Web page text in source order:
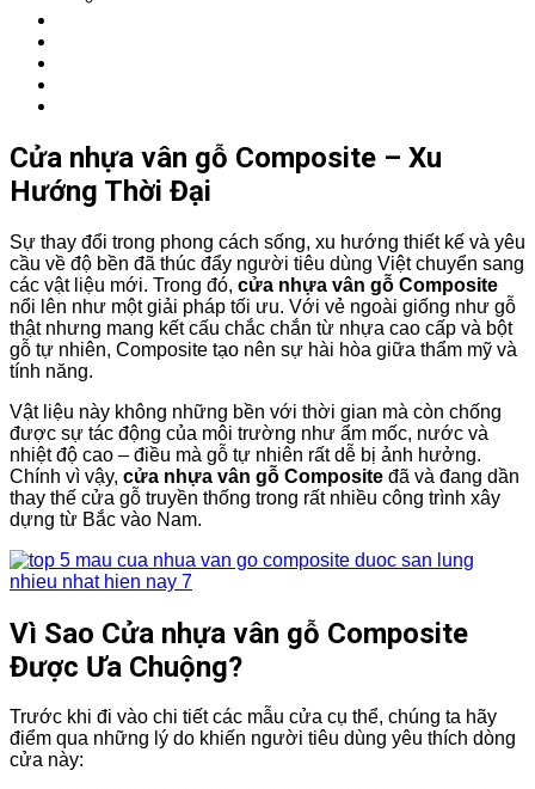
Cửa nhựa vân gỗ Composite – Xu
Hướng Thời Đại
Sự thay đổi trong phong cách sống, xu hướng thiết kế và yêu
cầu về độ bền đã thúc đẩy người tiêu dùng Việt chuyển sang
các vật liệu mới. Trong đó, cửa nhựa vân gỗ Composite
nổi lên như một giải pháp tối ưu. Với vẻ ngoài giống như gỗ
thật nhưng mang kết cấu chắc chắn từ nhựa cao cấp và bột
gỗ tự nhiên, Composite tạo nên sự hài hòa giữa thẩm mỹ và
tính năng.
Vật liệu này không những bền với thời gian mà còn chống
được sự tác động của môi trường như ẩm mốc, nước và
nhiệt độ cao – điều mà gỗ tự nhiên rất dễ bị ảnh hưởng.
Chính vì vậy, cửa nhựa vân gỗ Composite đã và đang dần
thay thế cửa gỗ truyền thống trong rất nhiều công trình xây
dựng từ Bắc vào Nam.
Vì Sao Cửa nhựa vân gỗ Composite
Được Ưa Chuộng?
Trước khi đi vào chi tiết các mẫu cửa cụ thể, chúng ta hãy
điểm qua những lý do khiến người tiêu dùng yêu thích dòng
cửa này: